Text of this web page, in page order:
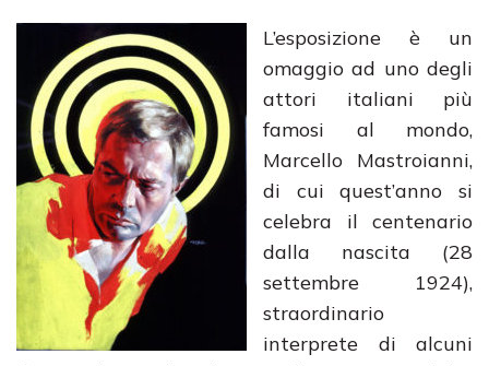
L’esposizione è un
omaggio ad uno degli
attori italiani più
famosi al mondo,
Marcello Mastroianni,
di cui quest’anno si
celebra il centenario
dalla nascita (28
settembre 1924),
straordinario
interprete di alcuni